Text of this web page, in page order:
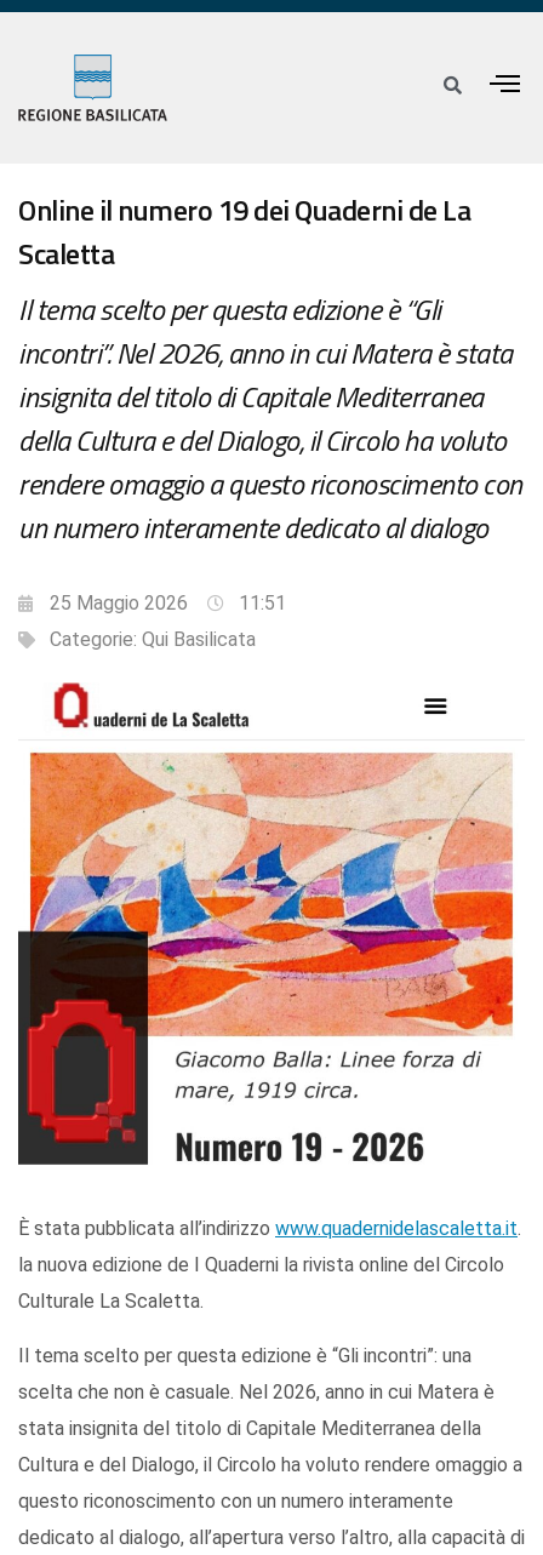
Online il numero 19 dei Quaderni de La
Scaletta
Il tema scelto per questa edizione è “Gli
incontri”. Nel 2026, anno in cui Matera è stata
insignita del titolo di Capitale Mediterranea
della Cultura e del Dialogo, il Circolo ha voluto
rendere omaggio a questo riconoscimento con
un numero interamente dedicato al dialogo
25 Maggio 2026
11:51
Categorie: Qui Basilicata
È stata pubblicata all’indirizzo www.quadernidelascaletta.it.
la nuova edizione de I Quaderni la rivista online del Circolo
Culturale La Scaletta.
Il tema scelto per questa edizione è “Gli incontri”: una
scelta che non è casuale. Nel 2026, anno in cui Matera è
stata insignita del titolo di Capitale Mediterranea della
Cultura e del Dialogo, il Circolo ha voluto rendere omaggio a
questo riconoscimento con un numero interamente
dedicato al dialogo, all’apertura verso l’altro, alla capacità di